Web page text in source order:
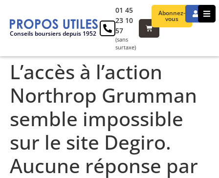
Conseils boursiers depuis 1952
Abonnez-
vous
01 45
23 10
57
(sans
surtaxe)
L’accès à l’action
Northrop Grumman
semble impossible
sur le site Degiro.
Aucune réponse par